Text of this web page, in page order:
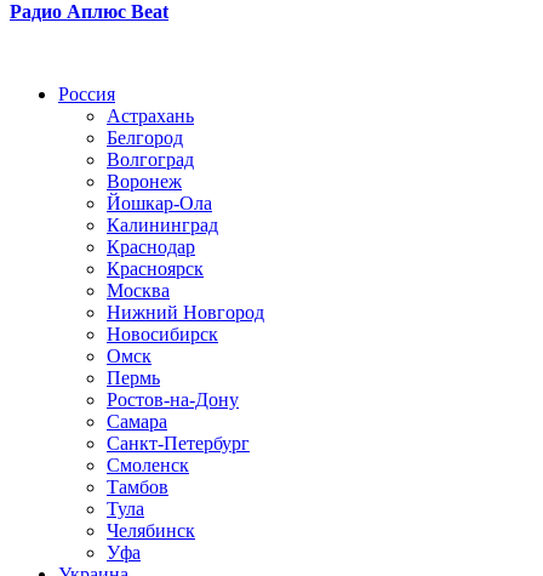
Радио Аплюс Beat
Россия
Астрахань
Белгород
Волгоград
Воронеж
Йошкар-Ола
Калининград
Краснодар
Красноярск
Москва
Нижний Новгород
Новосибирск
Омск
Пермь
Ростов-на-Дону
Самара
Санкт-Петербург
Смоленск
Тамбов
Тула
Челябинск
Уфа